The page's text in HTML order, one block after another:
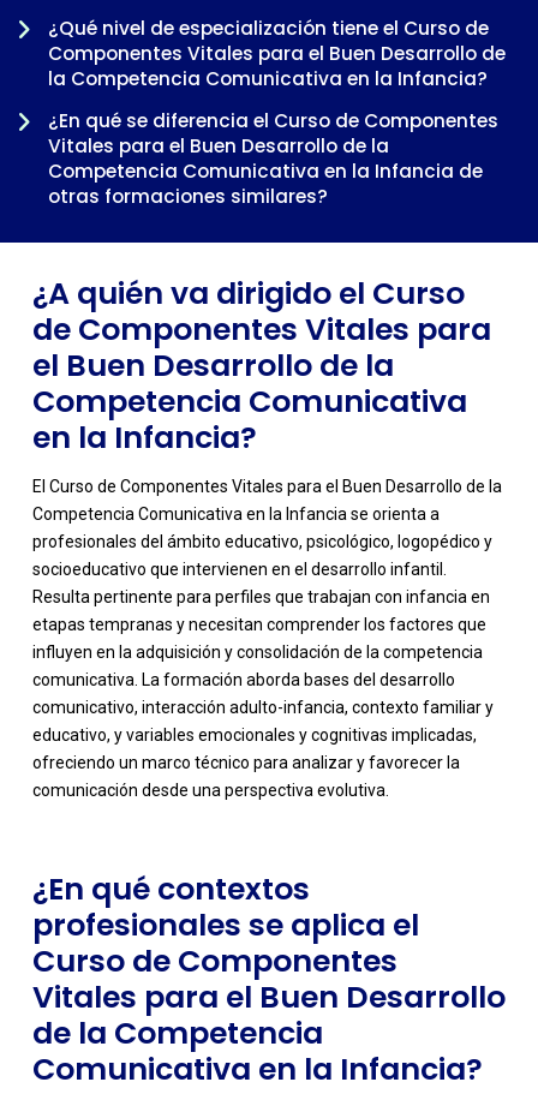
¿Qué nivel de especialización tiene el Curso de
Componentes Vitales para el Buen Desarrollo de
la Competencia Comunicativa en la Infancia?
¿En qué se diferencia el Curso de Componentes
Vitales para el Buen Desarrollo de la
Competencia Comunicativa en la Infancia de
otras formaciones similares?
¿Cuándo tiene sentido cursar el Curso de
la Competencia Comunicativa en la Infancia
dentro de una trayectoria profesional?
¿A quién va dirigido el Curso
de Componentes Vitales para
el Buen Desarrollo de la
Competencia Comunicativa
en la Infancia?
El Curso de Componentes Vitales para el Buen Desarrollo de la
Competencia Comunicativa en la Infancia se orienta a
profesionales del ámbito educativo, psicológico, logopédico y
socioeducativo que intervienen en el desarrollo infantil.
Resulta pertinente para perfiles que trabajan con infancia en
etapas tempranas y necesitan comprender los factores que
influyen en la adquisición y consolidación de la competencia
comunicativa. La formación aborda bases del desarrollo
comunicativo, interacción adulto-infancia, contexto familiar y
educativo, y variables emocionales y cognitivas implicadas,
ofreciendo un marco técnico para analizar y favorecer la
comunicación desde una perspectiva evolutiva.
-
¿En qué contextos
profesionales se aplica el
Curso de Componentes
Vitales para el Buen Desarrollo
de la Competencia
Comunicativa en la Infancia?